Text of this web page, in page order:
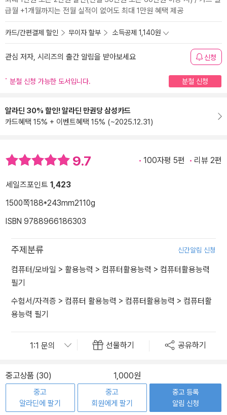
급월 +1개월까지는 전월 실적이 없어도 최대 1만원 혜택 제공
카드/간편결제 할인 무이자 할부 소득공제 1,140원
관심 저자, 시리즈의 출간 알림을 받아보세요 신청
분철 신청 가능한 도서입니다. 분철 신청
알라딘 30% 할인! 알라딘 만권당 삼성카드
카드혜택 15% + 이벤트혜택 15% (~2025.12.31)
9.7 100자평 5편 리뷰 2편
세일즈포인트 1,423
1500쪽188*243mm2110g
ISBN 9788966186303
주제분류 신간알림 신청
컴퓨터/모바일 > 활용능력 > 컴퓨터활용능력 > 컴퓨터활용능력
필기
수험서/자격증 > 컴퓨터 활용능력 > 컴퓨터활용능력 > 컴퓨터활
용능력 필기
선물하기 공유하기
중고상품 (30) 1,000원
중고
알라딘에 팔기
중고
회원에게 팔기
중고 등록
알림 신청